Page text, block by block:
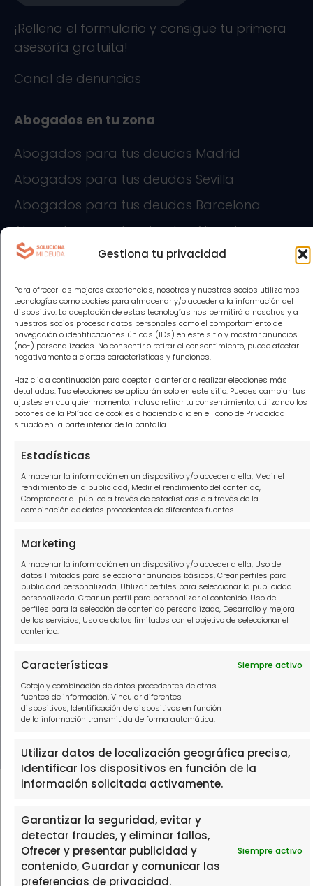
Gestiona tu privacidad
Para ofrecer las mejores experiencias, nosotros y nuestros socios utilizamos
tecnologías como cookies para almacenar y/o acceder a la información del
dispositivo. La aceptación de estas tecnologías nos permitirá a nosotros y a
nuestros socios procesar datos personales como el comportamiento de
navegación o identificaciones únicas (IDs) en este sitio y mostrar anuncios
(no-) personalizados. No consentir o retirar el consentimiento, puede afectar
negativamente a ciertas características y funciones.
Haz clic a continuación para aceptar lo anterior o realizar elecciones más
detalladas. Tus elecciones se aplicarán solo en este sitio. Puedes cambiar tus
ajustes en cualquier momento, incluso retirar tu consentimiento, utilizando los
botones de la Política de cookies o haciendo clic en el icono de Privacidad
situado en la parte inferior de la pantalla.
Estadísticas
Almacenar la información en un dispositivo y/o acceder a ella, Medir el
rendimiento de la publicidad, Medir el rendimiento del contenido,
Comprender al público a través de estadísticas o a través de la
combinación de datos procedentes de diferentes fuentes.
Marketing
Almacenar la información en un dispositivo y/o acceder a ella, Uso de
datos limitados para seleccionar anuncios básicos, Crear perfiles para
publicidad personalizada, Utilizar perfiles para seleccionar la publicidad
personalizada, Crear un perfil para personalizar el contenido, Uso de
perfiles para la selección de contenido personalizado, Desarrollo y mejora
de los servicios, Uso de datos limitados con el objetivo de seleccionar el
contenido.
Características Siempre activo
Cotejo y combinación de datos procedentes de otras
fuentes de información, Vincular diferentes
dispositivos, Identificación de dispositivos en función
de la información transmitida de forma automática.
Utilizar datos de localización geográfica precisa,
Identificar los dispositivos en función de la
información solicitada activamente.
Garantizar la seguridad, evitar y
detectar fraudes, y eliminar fallos,
Ofrecer y presentar publicidad y
contenido, Guardar y comunicar las
preferencias de privacidad.
Siempre activo
¡Rellena el formulario y consigue tu primera
asesoría gratuita!
Canal de denuncias
Abogados en tu zona
Abogados para tus deudas Madrid
Abogados para tus deudas Sevilla
Abogados para tus deudas Barcelona
Abogados para tus deudas Alicante
Abogados para tus deudas Cádiz
Abogados para tus deudas Las Palmas
Abogados para tus deudas Málaga
Abogados para tus deudas Tenerife
Abogados para tus deudas Valencia
Información
Política de privacidad
Política de cookies
Aviso Legal
Contacto
910916445
hola@solucionamideuda.es
WhatsApp
THE FINTECH LABORATORY, S.L.U, con domicilio social en PASEO
DE LA CASTELLANA 111, 1º, 28046 MADRID, con N.I.F. B88473533,
Folio 137, Hoja 702905.